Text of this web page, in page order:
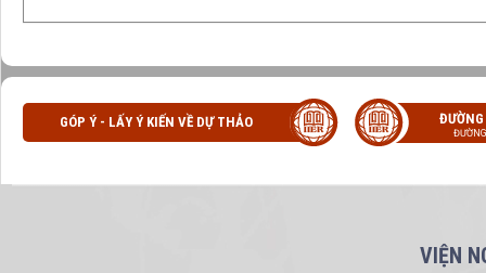
GÓP Ý - LẤY Ý KIẾN VỀ DỰ THẢO
VIỆN